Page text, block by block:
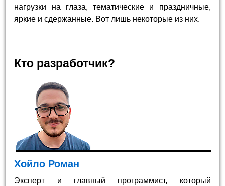
нагрузки на глаза, тематические и праздничные,
яркие и сдержанные. Вот лишь некоторые из них.
Кто разработчик?
Хойло Роман
Эксперт и главный программист, который